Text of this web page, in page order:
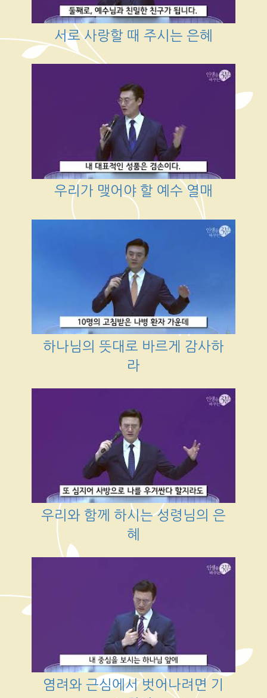
서로 사랑할 때 주시는 은혜
우리가 맺어야 할 예수 열매
하나님의 뜻대로 바르게 감사하
라
우리와 함께 하시는 성령님의 은
혜
염려와 근심에서 벗어나려면 기